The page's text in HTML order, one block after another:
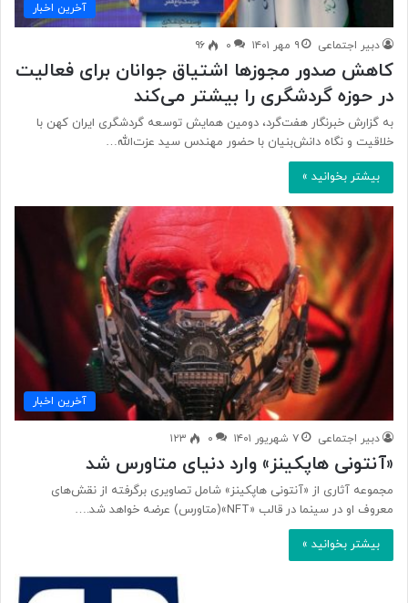
آخرین اخبار
دبیر اجتماعی ۹ مهر ۱۴۰۱ ۰ ۹۶
کاهش صدور مجوزها اشتیاق جوانان برای فعالیت
در حوزه گردشگری را بیشتر می‌کند
به گزارش خبرنگار هفت‌گرد، دومین همایش توسعه گردشگری ایران کهن با
خلاقیت و نگاه دانش‌بنیان با حضور مهندس سید عزت‌الله…
بیشتر بخوانید »
آخرین اخبار
دبیر اجتماعی ۷ شهریور ۱۴۰۱ ۰ ۱۲۳
«آنتونی هاپکینز» وارد دنیای متاورس شد
مجموعه آثاری از «آنتونی هاپکینز» شامل تصاویری برگرفته از نقش‌های
معروف او در سینما در قالب «NFT»(متاورس) عرضه خواهد شد.…
بیشتر بخوانید »